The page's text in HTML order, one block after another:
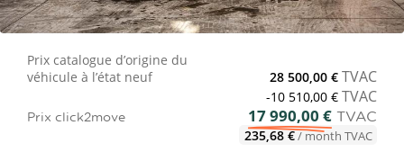
Prix catalogue d’origine du
véhicule à l’état neuf
28 500,00 € TVAC
-10 510,00 € TVAC
Prix click2move 17 990,00 € TVAC
235,68 €/ month TVAC